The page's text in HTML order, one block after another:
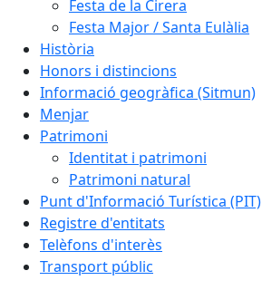
Festa de la Cirera
Festa Major / Santa Eulàlia
Història
Honors i distincions
Informació geogràfica (Sitmun)
Menjar
Patrimoni
Identitat i patrimoni
Patrimoni natural
Punt d'Informació Turística (PIT)
Registre d'entitats
Telèfons d'interès
Transport públic